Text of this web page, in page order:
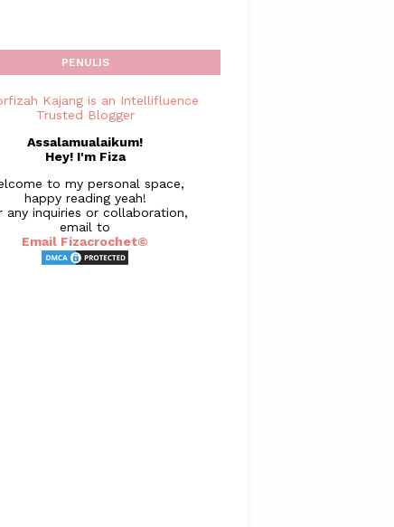
PENULIS
Assalamualaikum!
Hey! I'm Fiza
to my personal space,
happy reading yeah!
any inquiries or collaboration,
email to
Email Fizacrochet©